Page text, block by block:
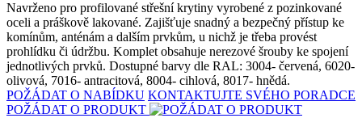
Navrženo pro profilované střešní krytiny vyrobené z pozinkované
oceli a práškově lakované. Zajišťuje snadný a bezpečný přístup ke
komínům, anténám a dalším prvkům, u nichž je třeba provést
prohlídku či údržbu. Komplet obsahuje nerezové šrouby ke spojení
jednotlivých prvků. Dostupné barvy dle RAL: 3004- červená, 6020-
olivová, 7016- antracitová, 8004- cihlová, 8017- hnědá.
POŽÁDAT O NABÍDKU KONTAKTUJTE SVÉHO PORADCE
POŽÁDAT O PRODUKT